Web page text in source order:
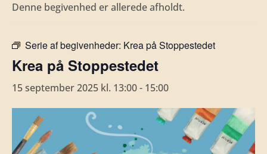
Denne begivenhed er allerede afholdt.
Serie af begivenheder: Krea på Stoppestedet
Krea på Stoppestedet
15 september 2025 kl. 13:00- 15:00